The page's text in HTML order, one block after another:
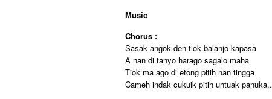
Music
Chorus :
Sasak angok den tiok balanjo kapasa
A nan di tanyo harago sagalo maha
Tiok ma ago di etong pitih nan tingga
Cameh indak cukuik pitih untuak panuka..